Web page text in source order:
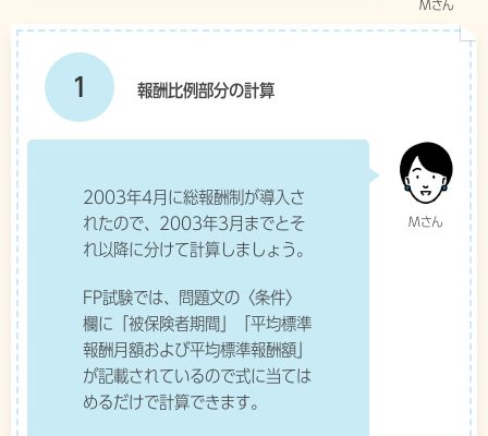
1 報酬比例部分の計算
2003年4月に総報酬制が導入さ
れたので、2003年3月までとそ
れ以降に分けて計算しましょう。
FP試験では、問題文の〈条件〉
欄に「被保険者期間」「平均標準
報酬月額および平均標準報酬額」
が記載されているので式に当ては
めるだけで計算できます。